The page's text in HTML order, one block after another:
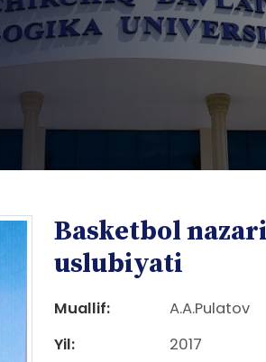
Basketbol
uslubiyati
Muallif:
A.A.Pulatov
Yil:
2017